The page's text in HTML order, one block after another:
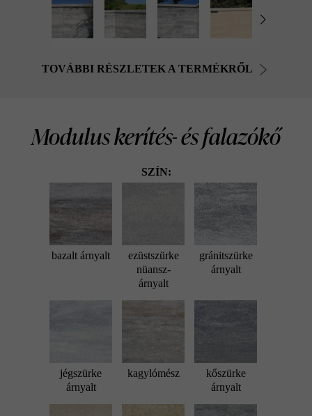
TOVÁBBI RÉSZLETEK A TERMÉKRŐL
Modulus kerítés- és falazókő
SZÍN:
bazalt árnyalt
ezüstszürke
nüansz-
árnyalt
gránitszürke
árnyalt
jégszürke
árnyalt
kagylómész
kőszürke
árnyalt